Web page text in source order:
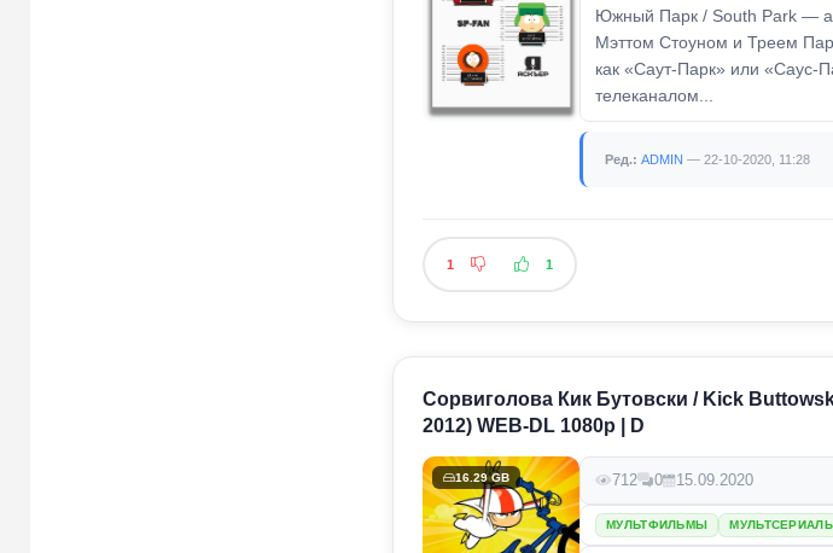
Южный Парк / South Park —
Мэттом Стоуном и Треем
как «Саут-Парк» или «Саус-
телеканалом...
Ред.: ADMIN — 22-10-2020, 11:28
1 1
Сорвиголова Кик Бутовски / Kick
2012) WEB-DL 1080p | D
16.29 GB 712 0 15.09.2020
МУЛЬТФИЛЬМЫ